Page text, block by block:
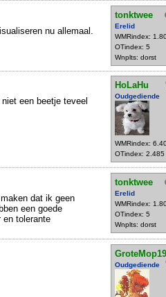
tonktwee
Erelid
WMRindex:
OTindex: 5
Wnplts: dorst
nu allemaal.
HoLaHu
Oudgediende
WMRindex:
OTindex: 2.485
een beetje teveel
tonktwee
Erelid
WMRindex:
OTindex: 5
Wnplts: dorst
dat ik geen
een goede
en tolerante
Oudgediende